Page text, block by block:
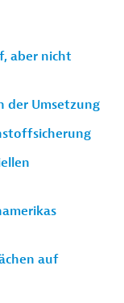
aber nicht
der Umsetzung
auf